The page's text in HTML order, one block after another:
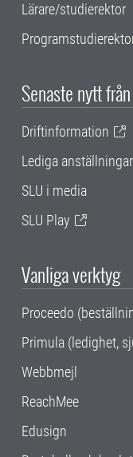
Lärare/studierektor
Senaste nytt från
Driftinformation
Lediga anställningar
SLU i media
SLU Play
Vanliga verktyg
Proceedo
Primula (ledighet,
Webbmejl
ReachMee
Edusign